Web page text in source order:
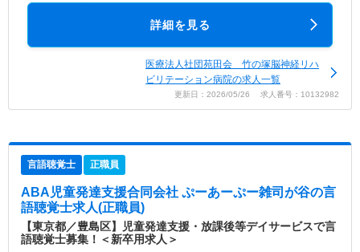
詳細を見る
医療法人社団苑田会 竹の塚脳神経リハ
ビリテーション病院の求人一覧
更新日：2026/05/26 求人番号：10132982
言語聴覚士 正職員
ABA児童発達支援合同会社 ぷーあーぷー雑司が谷の言
語聴覚士求人(正職員)
【東京都／豊島区】児童発達支援・放課後等デイサービスで言
語聴覚士募集！＜新卒用求人＞